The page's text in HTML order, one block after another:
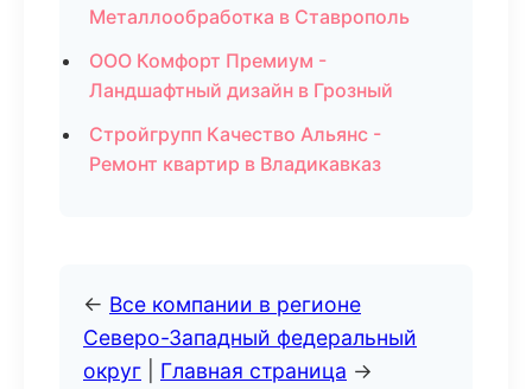
Металлообработка в Ставрополь
ООО Комфорт Премиум -
Ландшафтный дизайн в Грозный
Стройгрупп Качество Альянс -
Ремонт квартир в Владикавказ
← Все компании в регионе
Северо-Западный федеральный
округ
Главная страница →